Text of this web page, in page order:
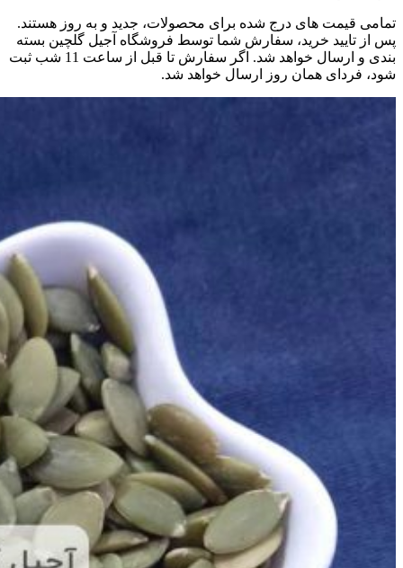
تمامی قیمت های درج شده برای محصولات، جدید و به روز هستند.
پس از تایید خرید، سفارش شما توسط فروشگاه آجیل گلچین بسته
بندی و ارسال خواهد شد. اگر سفارش تا قبل از ساعت 11 شب ثبت
شود، فردای همان روز ارسال خواهد شد.